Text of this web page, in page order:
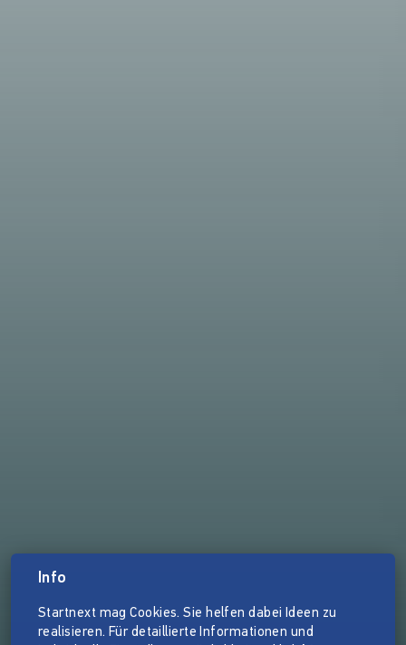
Info
Startnext mag Cookies. Sie helfen dabei Ideen zu
realisieren. Für detaillierte Informationen und